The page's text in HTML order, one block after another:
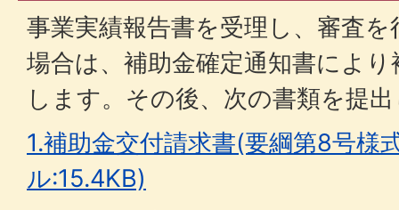
事業実績報告書を受理し、審査
場合は、補助金確定通知書によ
します。その後、次の書類を提
1.補助金交付請求書(要綱第8号様
ル:15.4KB)